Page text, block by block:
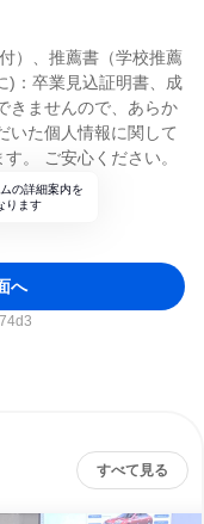
）、推薦書（学校推薦
)：卒業見込証明書、成
きませんので、あらか
いた個人情報に関して
。 ご安心ください。
の詳細案内を
ります
へ
すべて見る